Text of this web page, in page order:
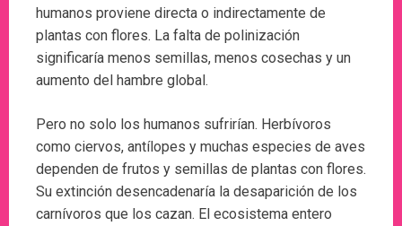
humanos proviene directa o indirectamente de
plantas con flores. La falta de polinización
significaría menos semillas, menos cosechas y un
aumento del hambre global.
Pero no solo los humanos sufrirían. Herbívoros
como ciervos, antílopes y muchas especies de aves
dependen de frutos y semillas de plantas con flores.
Su extinción desencadenaría la desaparición de los
carnívoros que los cazan. El ecosistema entero